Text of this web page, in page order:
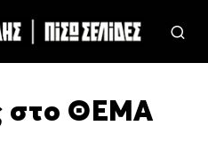
στο ΘΕΜΑ